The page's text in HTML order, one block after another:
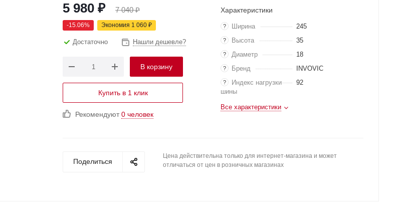
5 980 ₽ 7 040₽
-15.06% Экономия 1 060 ₽
Достаточно Нашли дешевле?
В корзину
Купить в 1 клик
Рекомендуют0 человек
Характеристики
? Ширина 245
? Высота 35
? Диаметр 18
? Бренд INVOVIC
?
Индекс нагрузки
шины
92
Все характеристики
Поделиться
Цена действительна только для интернет-магазина и может
отличаться от цен в розничных магазинах